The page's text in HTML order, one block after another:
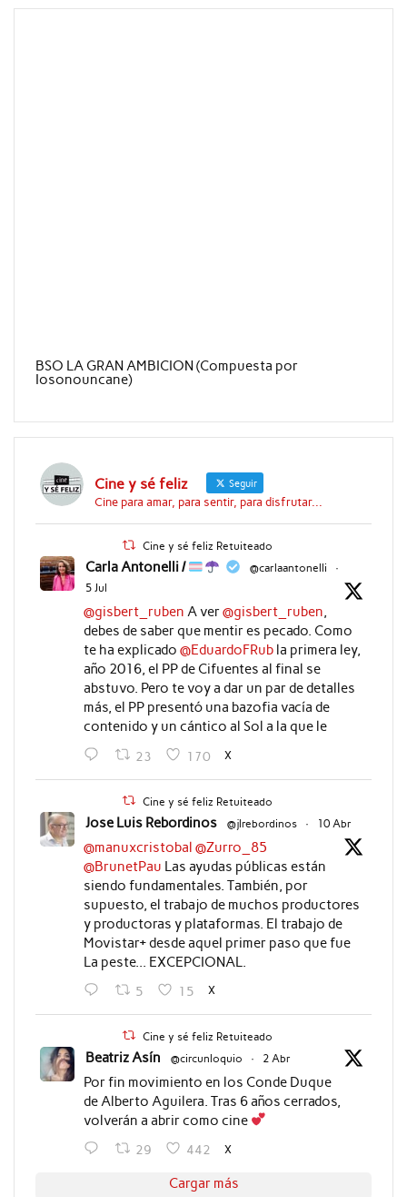
BSO LA GRAN AMBICION (Compuesta por
Iosonouncane)
Cine y sé feliz Seguir
Cine para amar, para sentir, para disfrutar...
Cine y sé feliz Retuiteado
Carla Antonelli / @carlaantonelli
·
5 Jul
@gisbert_ruben A ver@gisbert_ruben,
debes de saber que mentir es pecado. Como
te ha explicado @EduardoFRubla primera ley,
año 2016, el PP de Cifuentes al final se
abstuvo. Pero te voy a dar un par de detalles
más, el PP presentó una bazofia vacía de
contenido y un cántico al Sol a la que le
23 170 X
Cine y sé feliz Retuiteado
Jose Luis Rebordinos @jlrebordinos · 10 Abr
@manuxcristobal @Zurro_85
@BrunetPau Las ayudas públicas están
siendo fundamentales. También, por
supuesto, el trabajo de muchos productores
y productoras y plataformas. El trabajo de
Movistar+ desde aquel primer paso que fue
La peste... EXCEPCIONAL.
5 15 X
Cine y sé feliz Retuiteado
Beatriz Asín @circunloquio · 2 Abr
Por fin movimiento en los Conde Duque
de Alberto Aguilera. Tras 6 años cerrados,
volverán a abrir como cine
29 442 X
Cargar más